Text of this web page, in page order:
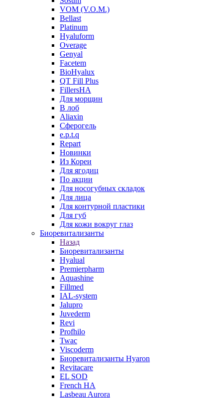
VOM (V.O.M.)
Bellast
Platinum
Hyaluform
Overage
Genyal
Facetem
BioHyalux
QT Fill Plus
FillersHA
Для морщин
В лоб
Aliaxin
Сферогель
e.p.t.q
Repart
Новинки
Из Кореи
Для ягодиц
По акции
Для носогубных складок
Для лица
Для контурной пластики
Для губ
Для кожи вокруг глаз
Биоревитализанты
Назад
Биоревитализанты
Hyalual
Premierpharm
Aquashine
Fillmed
IAL-system
Jalupro
Juvederm
Revi
Profhilo
Twac
Viscoderm
Биоревитализанты Hyaron
Revitacare
EL SOD
French HA
Lasbeau Aurora